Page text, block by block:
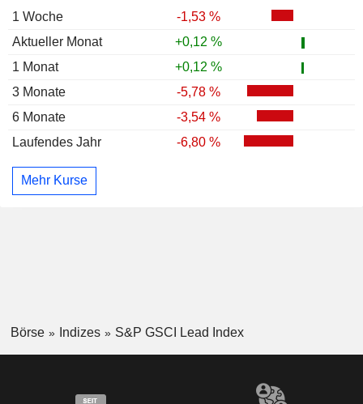
1 Woche
-1,53 %
Aktueller Monat
+0,12 %
1 Monat
+0,12 %
3 Monate
-5,78 %
6 Monate
-3,54 %
Laufendes Jahr
-6,80 %
Mehr Kurse
Börse Indizes S&P GSCI Lead Index